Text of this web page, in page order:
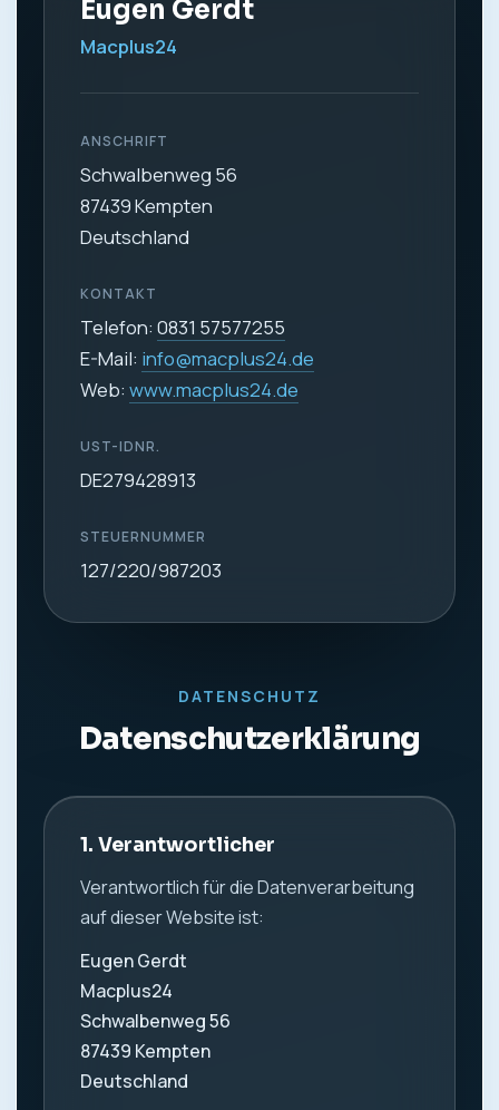
Eugen Gerdt
Macplus24
ANSCHRIFT
Schwalbenweg 56
87439 Kempten
Deutschland
KONTAKT
Telefon: 0831 57577255
E-Mail: info@macplus24.de
Web: www.macplus24.de
UST-IDNR.
DE279428913
STEUERNUMMER
127/220/987203
DATENSCHUTZ
Datenschutzerklärung
1. Verantwortlicher
Verantwortlich für die Datenverarbeitung
auf dieser Website ist:
Eugen Gerdt
Macplus24
Schwalbenweg 56
87439 Kempten
Deutschland